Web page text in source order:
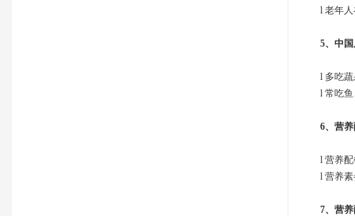
l 老年
5、 中
l 多吃
l 常吃
6、 营
l 营养
l 营养
7、 营